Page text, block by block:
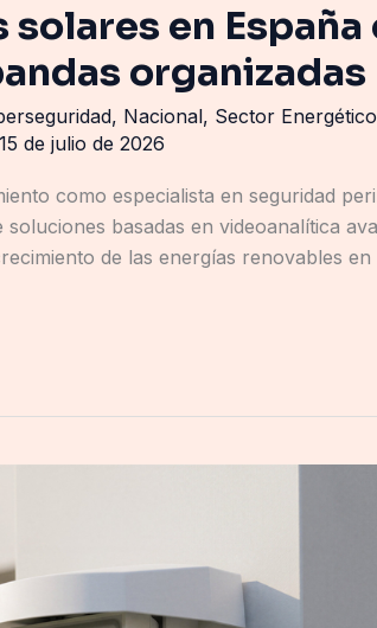
en España
organizadas
, Nacional, Sector Energético
15 de julio de 2026
como especialista en seguridad
basadas en videoanalítica
de las energías renovables en